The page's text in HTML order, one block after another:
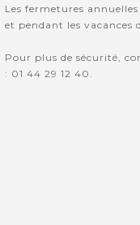
Les fermetures
et pendant les vacances
Pour plus de sécurité,
: 01 44 29 12 40.